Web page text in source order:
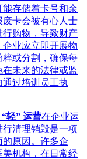
存储着卡号和余
卡会被有心人士
购物，导致财产
业应立即开展物
或分割，确保每
未来的法律或监
过培训员工执
轻” 运营在企业运
清理销毁是一项
原因。许多企
机构，在日常经